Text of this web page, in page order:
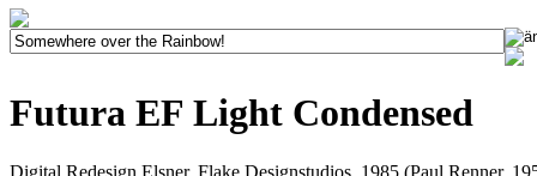
Futura EF Light Condensed
Digital Redesign Elsner, Flake Designstudios, 1985 (Paul Renner,